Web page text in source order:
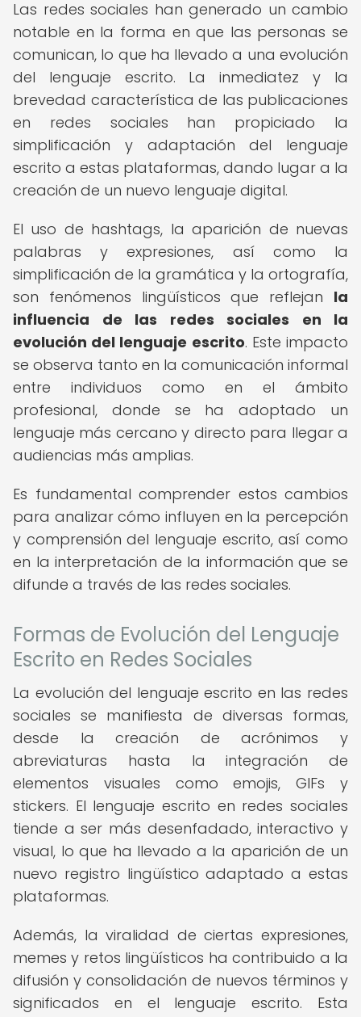
Las redes sociales han generado un cambio
notable en la forma en que las personas se
comunican, lo que ha llevado a una evolución
del lenguaje escrito. La inmediatez y la
brevedad característica de las publicaciones
en redes sociales han propiciado la
simplificación y adaptación del lenguaje
escrito a estas plataformas, dando lugar a la
creación de un nuevo lenguaje digital.
El uso de hashtags, la aparición de nuevas
palabras y expresiones, así como la
simplificación de la gramática y la ortografía,
son fenómenos lingüísticos que reflejan la
influencia de las redes sociales en la
evolución del lenguaje escrito. Este impacto
se observa tanto en la comunicación informal
entre individuos como en el ámbito
profesional, donde se ha adoptado un
lenguaje más cercano y directo para llegar a
audiencias más amplias.
Es fundamental comprender estos cambios
para analizar cómo influyen en la percepción
y comprensión del lenguaje escrito, así como
en la interpretación de la información que se
difunde a través de las redes sociales.
Formas de Evolución del Lenguaje
Escrito en Redes Sociales
La evolución del lenguaje escrito en las redes
sociales se manifiesta de diversas formas,
desde la creación de acrónimos y
abreviaturas hasta la integración de
elementos visuales como emojis, GIFs y
stickers. El lenguaje escrito en redes sociales
tiende a ser más desenfadado, interactivo y
visual, lo que ha llevado a la aparición de un
nuevo registro lingüístico adaptado a estas
plataformas.
Además, la viralidad de ciertas expresiones,
memes y retos lingüísticos ha contribuido a la
difusión y consolidación de nuevos términos y
significados en el lenguaje escrito. Esta